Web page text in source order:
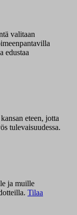
valitaan
edustaa
eteen, jotta
tulevaisuudessa.
ja muille
Tilaa